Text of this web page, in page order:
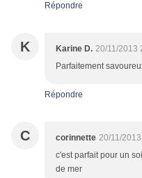
Répondre
K Karine D. 20/11/2013
Parfaitement
Répondre
C corinnette 20/11/
c'est parfait pour un
de mer